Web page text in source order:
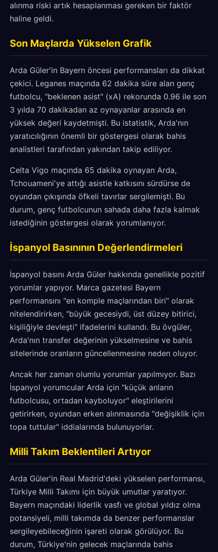
alınma riski artık hesaplanması gereken bir faktör
haline geldi.
Son Maçlarda Yükselen Grafik
Arda Güler'in Bayern öncesi performansları da dikkat
çekici. Leganes maçında 62 dakika süre alan genç
futbolcu, "beklenen asist" (xA) rekorunda 0.96 ile son
3 yılda 70 dakikadan az oynayanlar arasında en
yüksek değeri kaydetmişti. Bu istatistik, Arda'nın
yaratıcılığının önemli bir göstergesi olarak bahis
analistleri tarafından yakından takip ediliyor.
Celta Vigo maçında 65 dakika oynayan Arda,
Tchouameni'ye attığı asistle katkısını sürdürse de
oyundan çıkışında öfkeli tavırlar sergilemişti. Bu
durum, genç futbolcunun sahada daha fazla kalmak
istediğinin göstergesi olarak yorumlanıyor.
İspanyol Basınının Değerlendirmeleri
İspanyol basını Arda Güler hakkında genellikle pozitif
yorumlar yapıyor. Marca gazetesi Bayern
performansını "en komple maçlarından biri" olarak
nitelendirirken, "büyük gecesiydi, üst düzey bitirici,
kişiliğiyle devleşti" ifadelerini kullandı. Bu övgüler,
Arda'nın transfer değerinin yükselmesine ve bahis
sitelerinde oranların güncellenmesine neden oluyor.
Ancak her zaman olumlu yorumlar yapılmıyor. Bazı
İspanyol yorumcular Arda için "küçük anların
futbolcusu, ortadan kayboluyor" eleştirilerini
getirirken, oyundan erken alınmasında "değişiklik için
topa tuttular" iddialarında bulunuyorlar.
Milli Takım Beklentileri Artıyor
Arda Güler'in Real Madrid'deki yükselen performansı,
Türkiye Milli Takımı için büyük umutlar yaratıyor.
Bayern maçındaki liderlik vasfı ve global yıldız olma
potansiyeli, milli takımda da benzer performanslar
sergileyebileceğinin işareti olarak görülüyor. Bu
durum, Türkiye'nin gelecek maçlarında bahis